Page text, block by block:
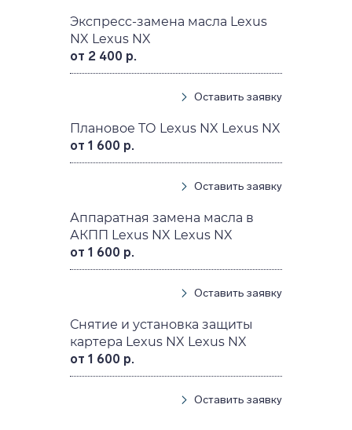
Экспресс-замена масла Lexus
NX Lexus NX
от 2 400 р.
Оставить заявку
Плановое ТО Lexus NX Lexus NX
от 1 600 р.
Оставить заявку
Аппаратная замена масла в
АКПП Lexus NX Lexus NX
от 1 600 р.
Оставить заявку
Снятие и установка защиты
картера Lexus NX Lexus NX
от 1 600 р.
Оставить заявку